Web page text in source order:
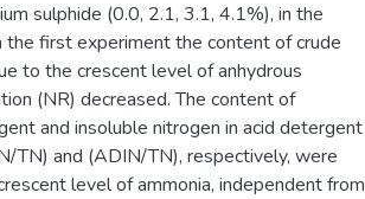
sulphide (0.0, 2.1, 3.1, 4.1%), in the
first experiment the content of crude
to the crescent level of anhydrous
(NR) decreased. The content of
and insoluble nitrogen in acid detergent
TN) and (ADIN/TN), respectively, were
level of ammonia, independent from